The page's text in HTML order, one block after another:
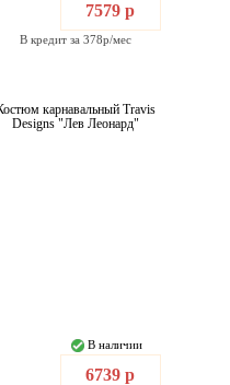
7579 р
В кредит за 378р/мес
карнавальный Travis
Designs "Лев Леонард"
В наличии
6739 р